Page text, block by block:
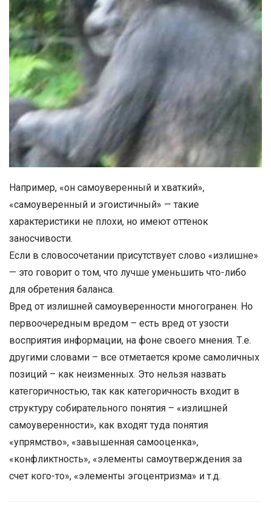
Например, «он самоуверенный и хваткий»,
«самоуверенный и эгоистичный» — такие
характеристики не плохи, но имеют оттенок
заносчивости.
Если в словосочетании присутствует слово «излишне»
— это говорит о том, что лучше уменьшить что-либо
для обретения баланса.
Вред от излишней самоуверенности многогранен. Но
первоочередным вредом – есть вред от узости
восприятия информации, на фоне своего мнения. Т.е.
другими словами – все отметается кроме самоличных
позиций – как неизменных. Это нельзя назвать
категоричностью, так как категоричность входит в
структуру собирательного понятия – «излишней
самоуверенности», как входят туда понятия
«упрямство», «завышенная самооценка»,
«конфликтность», «элементы самоутверждения за
счет кого-то», «элементы эгоцентризма» и т.д.